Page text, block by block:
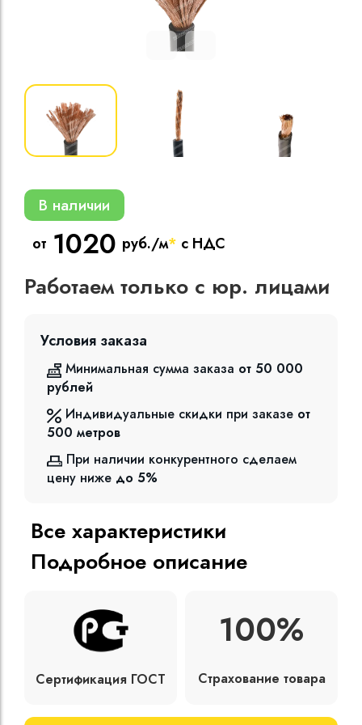
Кабели
изоляцией
В наличии
от 1020 руб./м* с НДС
Работаем только с юр. лицами
Условия заказа
Минимальная сумма заказа от 50 000
рублей
Индивидуальные скидки при заказе от
500 метров
При наличии конкурентного сделаем
цену ниже до 5%
Все характеристики
Подробное описание
Сертификация ГОСТ
100%
Страхование товара